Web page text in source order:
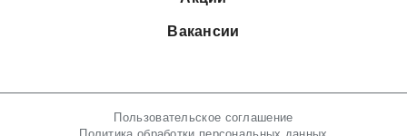
Вакансии
Пользовательское соглашение